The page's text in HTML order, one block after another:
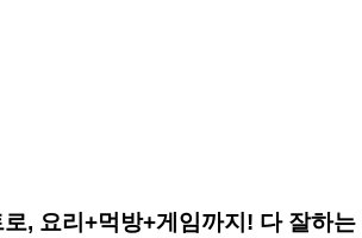
로, 요리+먹방+게임까지! 다 잘하는